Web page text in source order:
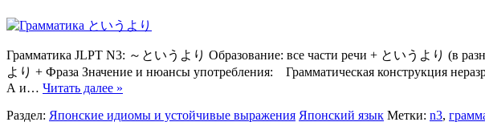
Грамматика JLPT N3: ～というより Образование: все части речи + というより (в
より + Фраза Значение и нюансы употребления: Грамматическая конструкция
А и… Читать далее »
Раздел: Японские идиомы и устойчивые выражения Японский язык Метки: n3,